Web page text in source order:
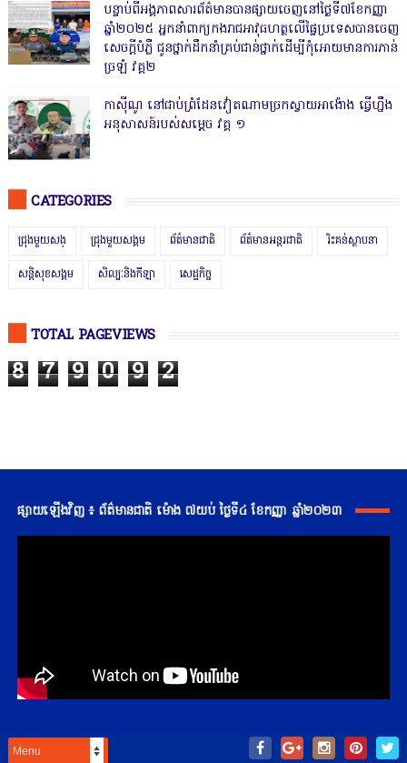
បន្ទាប់ពីអង្គភាពសារព័ត៌មានបានផ្សាយចេញនៅថ្ងៃទី៧ខែកញ្ញា
ឆ្នាំ២០២៥ អ្នកនាំពាក្យកងរាជអាវុធហត្ថលើផ្ទៃប្រទេសបានចេញ
សេចក្តីបំភ្លឺ ជូនថ្នាក់ដឹកនាំគ្រប់ជាន់ថ្នាក់ដើម្បីកុំអោយមានការភាន់
ច្រឡំ វគ្គ២
កាសុីណូ នៅជាប់ព្រំដែនវៀតណាមច្រកស្វាយអាង៉ោង ធ្វើហ្នឹង
អនុសាសន៍របស់សម្ដេច វគ្គ ១
CATEGORIES
ជ្រុងមួយសង្ ជ្រុងមួយសង្គម ព័ត៌មានជាតិ ព័ត៌មានអន្តរជាតិ រិះគន់ស្ថាបនា
សន្តិសុខសង្គម សិល្បៈនិងកីឡា សេដ្ឋកិច្ច
TOTAL PAGEVIEWS
8 7 9 0 9 2
ផ្សាយឡើងវិញ ៖ ព័ត៌មានជាតិ ម៉ោង ៧យប់ ថ្ងៃទី៤ ខែកញ្ញា ឆ្នាំ២០២៣